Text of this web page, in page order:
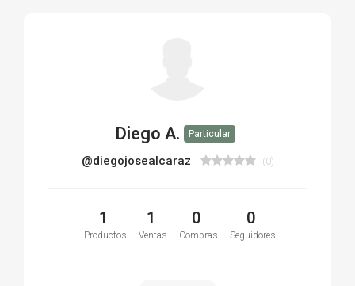
Diego A. Particular
@diegojosealcaraz (0)
1
Productos
1
Ventas
0
Compras
0
Seguidores